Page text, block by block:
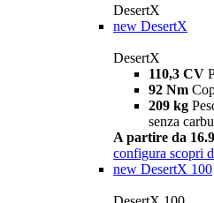
DesertX
new DesertX
DesertX
110,3 CV
92 Nm
209 kg
senza
A partire da
configura scopri
new DesertX 100